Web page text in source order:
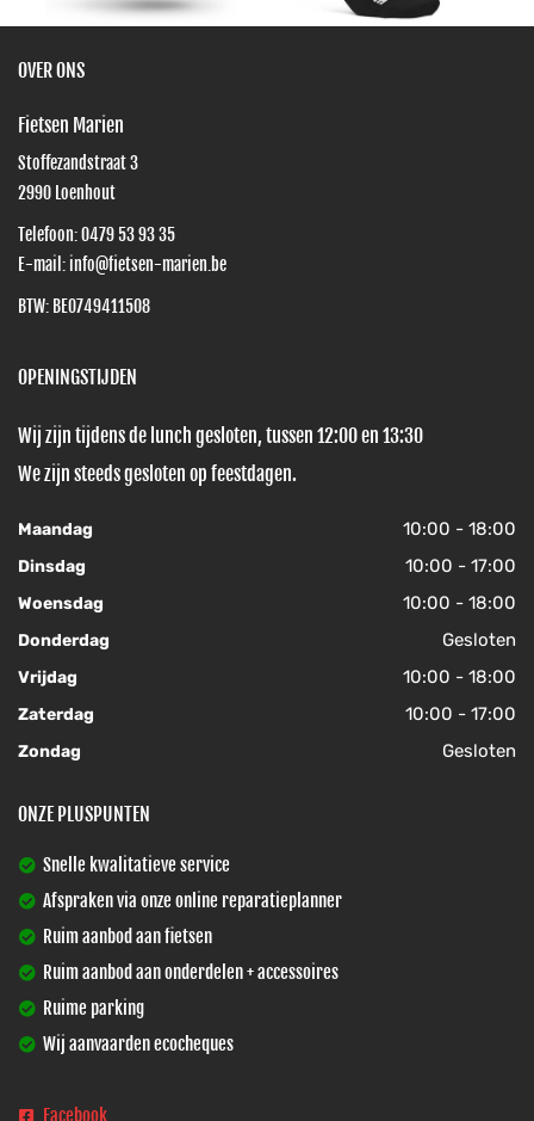
OVER ONS
Fietsen Marien
Stoffezandstraat 3
2990 Loenhout
Telefoon:0479 53 93 35
E-mail: info@fietsen-marien.be
BTW: BE0749411508
OPENINGSTIJDEN
Wij zijn tijdens de lunch gesloten, tussen 12:00 en 13:30
We zijn steeds gesloten op feestdagen.
Maandag 10:00 - 18:00
Dinsdag 10:00 - 17:00
Woensdag 10:00 - 18:00
Donderdag Gesloten
Vrijdag 10:00 - 18:00
Zaterdag 10:00 - 17:00
Zondag Gesloten
ONZE PLUSPUNTEN
Snelle kwalitatieve service
Afspraken via onze online reparatieplanner
Ruim aanbod aan fietsen
Ruim aanbod aan onderdelen + accessoires
Ruime parking
Wij aanvaarden ecocheques
Facebook